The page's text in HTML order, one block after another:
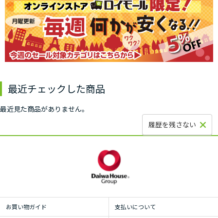
最近チェックした商品
最近見た商品がありません。
履歴を残さない
お買い物ガイド 支払いについて